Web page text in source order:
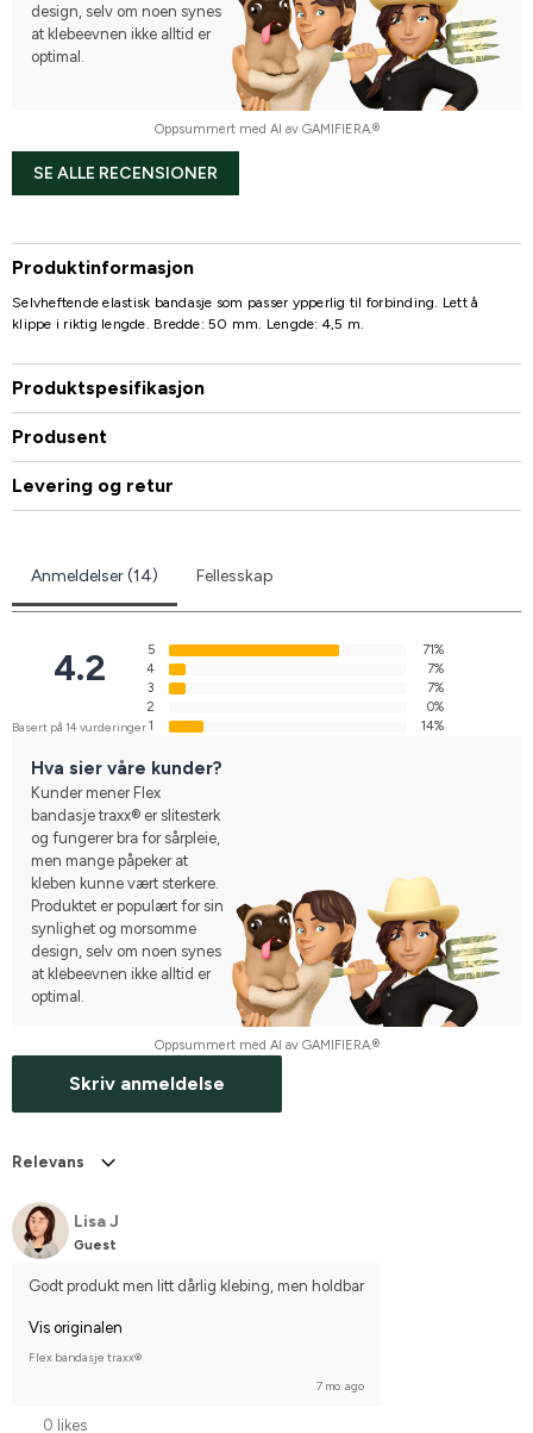
design, selv om noen synes
at klebeevnen ikke alltid er
optimal.
Oppsummert med AI av GAMIFIERA.®
SE ALLE RECENSIONER
Produktinformasjon
Selvheftende elastisk bandasje som passer ypperlig til forbinding. Lett å
klippe i riktig lengde. Bredde: 50 mm. Lengde: 4,5 m.
Produktspesifikasjon
Produsent
Levering og retur
Anmeldelser (14) Fellesskap
4.2
Basert på 14 vurderinger
5
71%
4
7%
3
7%
2
0%
1
14%
Hva sier våre kunder?
Kunder mener Flex
bandasje traxx® er slitesterk
og fungerer bra for sårpleie,
men mange påpeker at
kleben kunne vært sterkere.
Produktet er populært for sin
synlighet og morsomme
design, selv om noen synes
at klebeevnen ikke alltid er
optimal.
Oppsummert med AI av GAMIFIERA.®
Skriv anmeldelse
Relevans
Lisa J
Guest
Godt produkt men litt dårlig klebing, men holdbar
Vis originalen
Flex bandasje traxx®
7 mo. ago
0 likes